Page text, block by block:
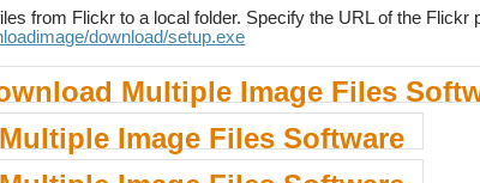
from Flickr to a local folder. Specify the URL of the
download/setup.exe
Multiple Image Files
Image Files Software